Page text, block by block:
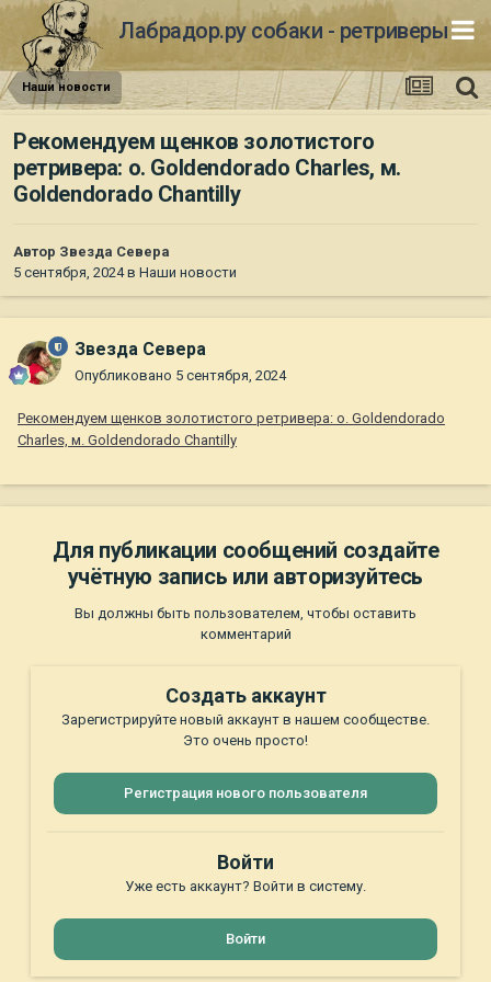
Лабрадор.ру собаки - ретриверы
Наши новости
Рекомендуем щенков золотистого
ретривера: о. Goldendorado Charles, м.
Goldendorado Chantilly
Автор Звезда Севера
5 сентября, 2024в Наши новости
Звезда Севера
Опубликовано 5 сентября, 2024
Рекомендуем щенков золотистого ретривера: о. Goldendorado
Charles, м. Goldendorado Chantilly
Для публикации сообщений создайте
учётную запись или авторизуйтесь
Вы должны быть пользователем, чтобы оставить
комментарий
Создать аккаунт
Зарегистрируйте новый аккаунт в нашем сообществе.
Это очень просто!
Регистрация нового пользователя
Войти
Уже есть аккаунт? Войти в систему.
Войти